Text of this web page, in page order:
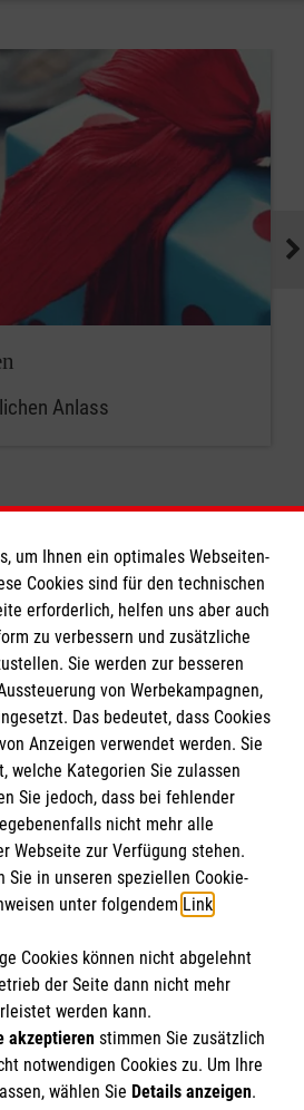
Anlass
0120 1201 2150 10
uns
83
e.V. ist als eingetragene
um Ihnen ein optimales Webseiten-
Cookies sind für den technischen
erforderlich, helfen uns aber auch
zu verbessern und zusätzliche
Sie werden zur besseren
von Werbekampagnen,
Das bedeutet, dass Cookies
Anzeigen verwendet werden. Sie
welche Kategorien Sie zulassen
Sie jedoch, dass bei fehlender
nicht mehr alle
Webseite zur Verfügung stehen.
Sie in unseren speziellen Cookie-
unter folgendem Link.
Cookies können nicht abgelehnt
der Seite dann nicht mehr
werden kann.
akzeptierenstimmen Sie zusätzlich
notwendigen Cookies zu. Um Ihre
wählen Sie Details anzeigen.